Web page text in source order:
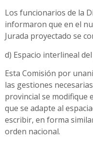
Los funcionarios de la
informaron que en el
Jurada proyectado se
d) Espacio interlineal
Esta Comisión por
las gestiones
provincial se modifique
que se adapte al
escribir, en forma
orden nacional.